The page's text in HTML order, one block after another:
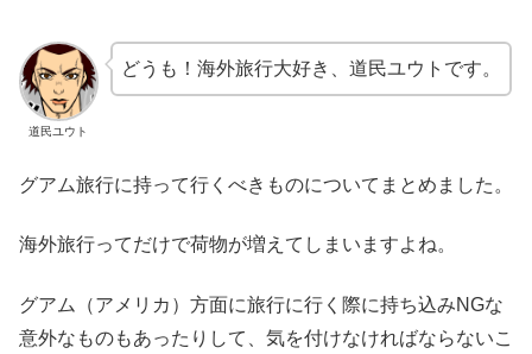
道民ユウト
どうも！海外旅行大好き、道民ユウトです。
グアム旅行に持って行くべきものについてまとめました。
海外旅行ってだけで荷物が増えてしまいますよね。
グアム（アメリカ）方面に旅行に行く際に持ち込みNGな
意外なものもあったりして、気を付けなければならないこ